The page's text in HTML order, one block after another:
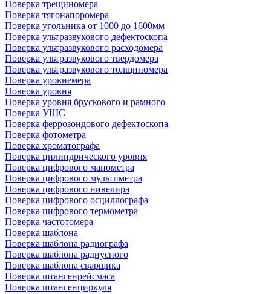
Поверка трещиномера
Поверка тягонапоромера
Поверка угольника от 1000 до 1600мм
Поверка ультразвукового дефектоскопа
Поверка ультразвукового расходомера
Поверка ультразвукового твердомера
Поверка ультразвукового толщиномера
Поверка уровнемера
Поверка уровня
Поверка уровня брускового и рамного
Поверка УШС
Поверка феррозондового дефектоскопа
Поверка фотометра
Поверка хроматографа
Поверка цилиндрического уровня
Поверка цифрового манометра
Поверка цифрового мультиметра
Поверка цифрового нивелира
Поверка цифрового осциллографа
Поверка цифрового термометра
Поверка частотомера
Поверка шаблона
Поверка шаблона радиографа
Поверка шаблона радиусного
Поверка шаблона сварщика
Поверка штангенрейсмаса
Поверка штангенциркуля